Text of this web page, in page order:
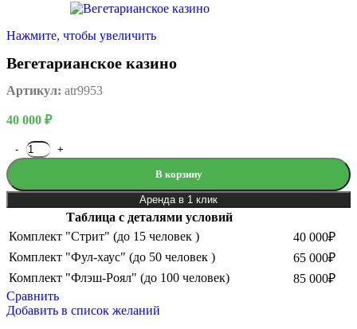
Нажмите, чтобы увеличить
Вегетарианское казино
Артикул: atr9953
40 000 ₽
В корзину
Аренда в 1 клик
Таблица с деталями условий
Комплект "Стрит" (до 15 человек )
40 000₽
Комплект "Фул-хаус" (до 50 человек )
65 000₽
Комплект "Флэш-Роял" (до 100 человек)
85 000₽
Сравнить
Добавить в список желаний